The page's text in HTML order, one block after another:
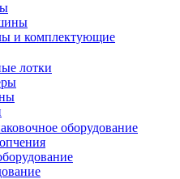
и комплектующие
лотки
оборудование